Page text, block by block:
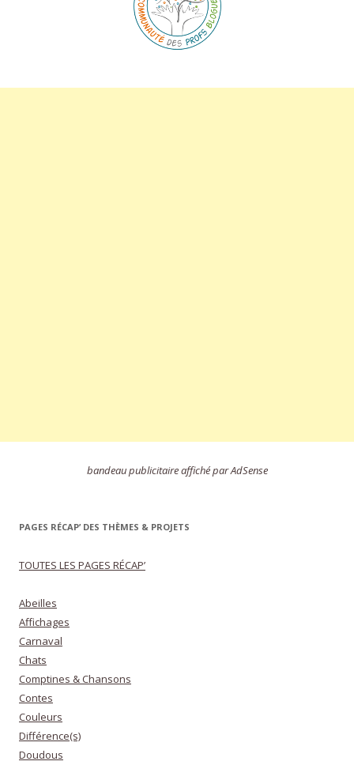
bandeau publicitaire affiché par AdSense
PAGES RÉCAP’ DES THÈMES & PROJETS
TOUTES LES PAGES RÉCAP’
Abeilles
Affichages
Carnaval
Chats
Comptines & Chansons
Contes
Couleurs
Différence(s)
Doudous